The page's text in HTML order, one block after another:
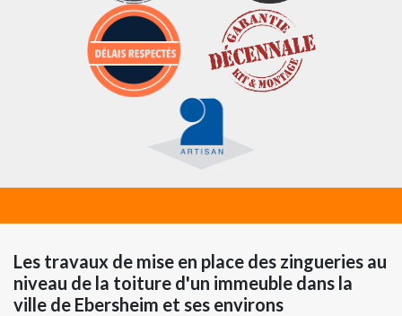
Les travaux de mise en place des zingueries au
niveau de la toiture d'un immeuble dans la
ville de Ebersheim et ses environs